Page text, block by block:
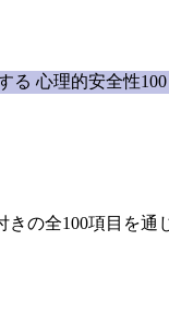
の全100項目を